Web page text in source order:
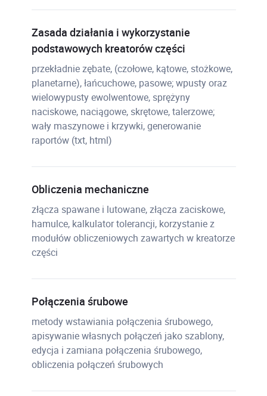
Zasada działania i wykorzystanie
podstawowych kreatorów części
przekładnie zębate, (czołowe, kątowe, stożkowe,
planetarne), łańcuchowe, pasowe; wpusty oraz
wielowypusty ewolwentowe, sprężyny
naciskowe, naciągowe, skrętowe, talerzowe;
wały maszynowe i krzywki, generowanie
raportów (txt, html)
Obliczenia mechaniczne
złącza spawane i lutowane, złącza zaciskowe,
hamulce, kalkulator tolerancji, korzystanie z
modułów obliczeniowych zawartych w kreatorze
części
Połączenia śrubowe
metody wstawiania połączenia śrubowego,
apisywanie własnych połączeń jako szablony,
edycja i zamiana połączenia śrubowego,
obliczenia połączeń śrubowych